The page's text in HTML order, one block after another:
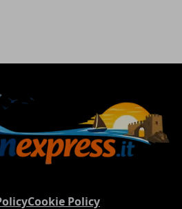
Cookie Policy